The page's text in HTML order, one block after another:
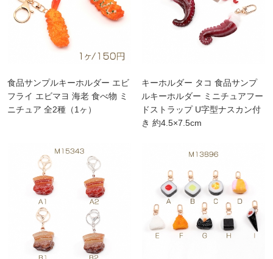
食品サンプルキーホルダー エビ
フライ エビマヨ 海老 食べ物 ミ
ニチュア 全2種（1ヶ）
キーホルダー タコ 食品サンプ
ルキーホルダー ミニチュアフー
ドストラップ U字型ナスカン付
き 約4.5×7.5cm